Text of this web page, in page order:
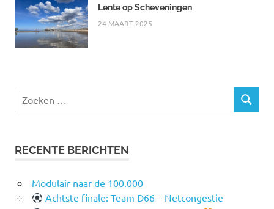
Lente op Scheveningen
24 MAART 2025
naar:
ZOEKEN
RECENTE BERICHTEN
Modulair naar de 100.000
Achtste finale: Team D66 – Netcongestie